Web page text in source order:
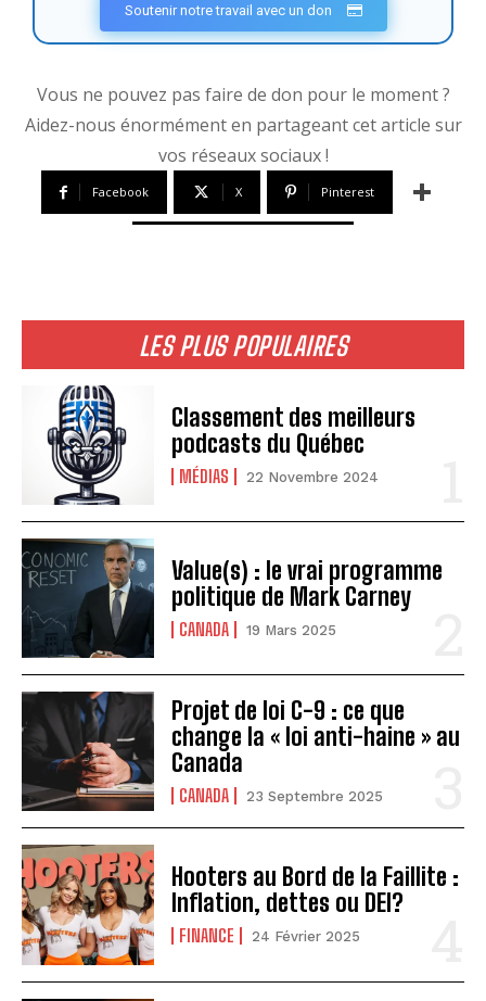
LES PLUS POPULAIRES
Classement des meilleurs
podcasts du Québec
MÉDIAS 22 Novembre 2024
Value(s) : le vrai programme
politique de Mark Carney
CANADA 19 Mars 2025
Projet de loi C-9 : ce que
change la « loi anti-haine » au
Canada
CANADA 23 Septembre 2025
Hooters au Bord de la Faillite :
Inflation, dettes ou DEI?
FINANCE 24 Février 2025
Soutenir notre travail avec un don
Vous ne pouvez pas faire de don pour le moment ?
Aidez-nous énormément en partageant cet article sur
vos réseaux sociaux !
Facebook X Pinterest